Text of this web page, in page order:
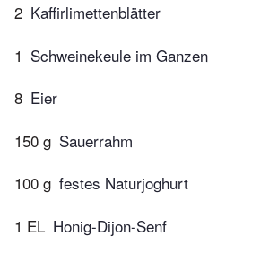
2 Kaffirlimettenblätter
1 Schweinekeule im Ganzen
8 Eier
150 g Sauerrahm
100 g festes Naturjoghurt
1 EL Honig-Dijon-Senf